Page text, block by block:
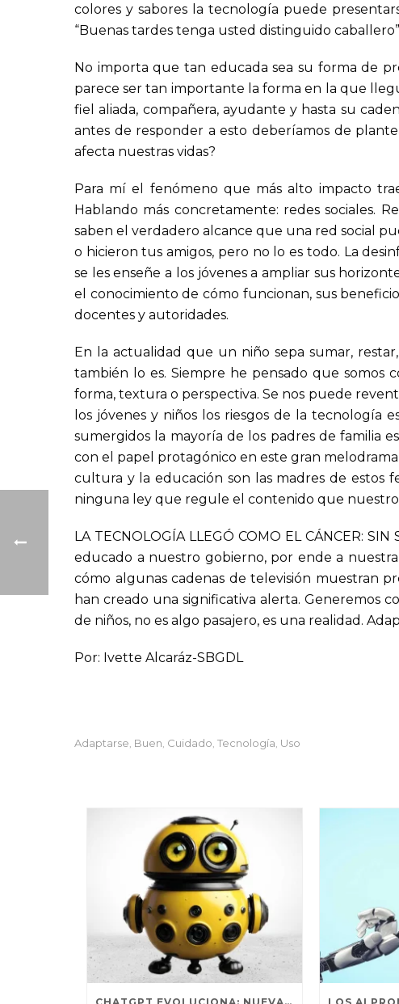
colores y sabores la tecnología puede
“Buenas tardes tenga usted distinguido
No importa que tan educada sea su forma de
parece ser tan importante la forma en la que
fiel aliada, compañera, ayudante y hasta su
antes de responder a esto deberíamos de
afecta nuestras vidas?
Para mí el fenómeno que más alto impacto
Hablando más concretamente: redes sociales.
saben el verdadero alcance que una red social
o hicieron tus amigos, pero no lo es todo. La
se les enseñe a los jóvenes a ampliar sus
el conocimiento de cómo funcionan, sus
docentes y autoridades.
En la actualidad que un niño sepa sumar,
también lo es. Siempre he pensado que
forma, textura o perspectiva. Se nos puede
los jóvenes y niños los riesgos de la
sumergidos la mayoría de los padres de familia
con el papel protagónico en este gran
cultura y la educación son las madres de estos
ninguna ley que regule el contenido que
LA TECNOLOGÍA LLEGÓ COMO EL CÁNCER:
educado a nuestro gobierno, por ende a
cómo algunas cadenas de televisión muestran
han creado una significativa alerta. Generemos
de niños, no es algo pasajero, es una realidad.
Por: Ivette Alcaráz-SBGDL
Adaptarse, Buen, Cuidado, Tecnología, Uso